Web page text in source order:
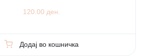
120.00 ден.
Додај во кошничка